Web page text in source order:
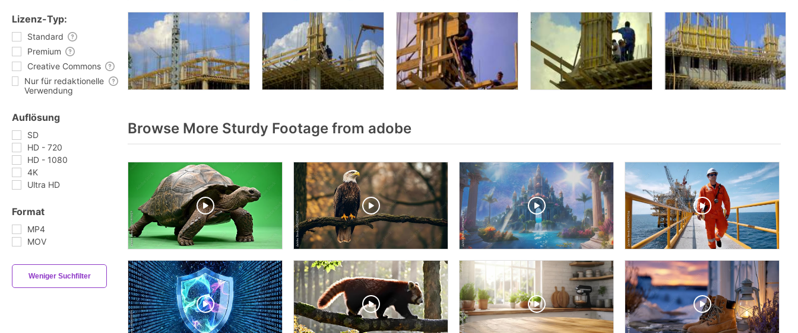
Lizenz-Typ:
Standard
Premium
Creative Commons
Nur für redaktionelle
Verwendung
Auflösung
SD
HD - 720
HD - 1080
4K
Ultra HD
Format
MP4
MOV
Weniger Suchfilter
Browse More Sturdy Footage from adobe